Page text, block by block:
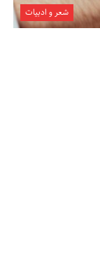
شعر و ادبیات